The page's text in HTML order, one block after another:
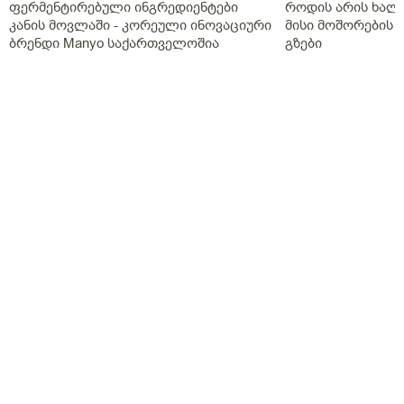
საშუალოდ, ორ ლიტრ წყალს ვსვამ, ბევრს ვმოძრაობ
ფეხით, ვარჯიშსაც ვასწრებ დროდადრო, სიმაღლით
ფერმენტირებული ინგრედიენტები
კანის მოვლაში - კორეული ინოვაციური
ბრენდი Manyo საქართველოშია
როდის არის
მისი მოშორების
გზები